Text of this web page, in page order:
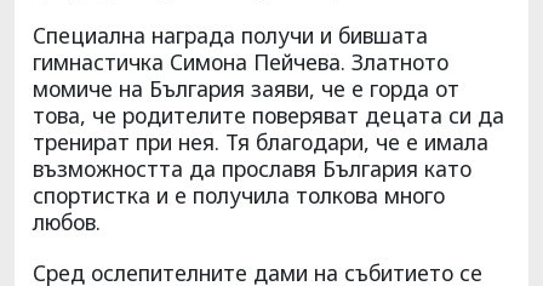
Специална награда получи и бившата
гимнастичка Симона Пейчева. Златното
момиче на България заяви, че е горда от
това, че родителите поверяват децата си да
тренират при нея. Тя благодари, че е имала
възможността да прославя България като
спортистка и е получила толкова много
любов.
Сред ослепителните дами на събитието се